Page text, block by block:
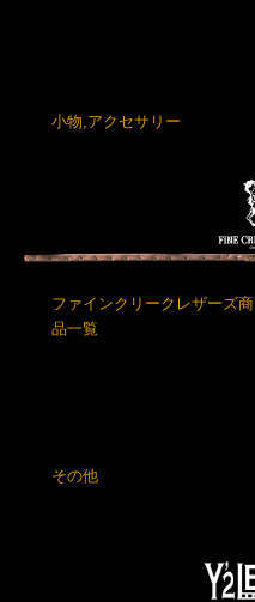
小物,アクセサリー
ファインクリークレザーズ商
品一覧
その他